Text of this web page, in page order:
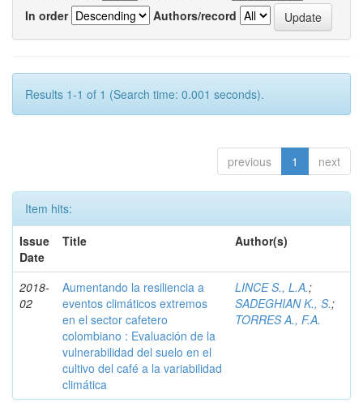
In order
Authors/record
Results 1-1 of 1 (Search time: 0.001 seconds).
previous 1 next
Item hits:
Issue
Date
Title Author(s)
2018-
02
Aumentando la resiliencia a
eventos climáticos extremos
en el sector cafetero
colombiano : Evaluación de la
vulnerabilidad del suelo en el
cultivo del café a la variabilidad
climática
LINCE S., L.A.;
SADEGHIAN K., S.;
TORRES A., F.A.